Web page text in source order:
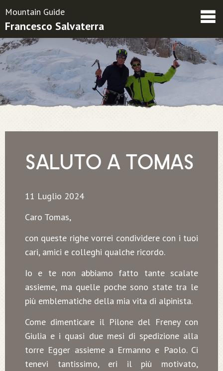
Friends
Mountain Guide
Francesco Salvaterra
SALUTO A TOMAS
11 Luglio 2024
Caro Tomas,
con queste righe vorrei condividere con i tuoi
cari, amici e colleghi qualche ricordo.
Io e te non abbiamo fatto tante scalate
assieme, ma quelle poche sono state tra le
più emblematiche della mia vita di alpinista.
Come dimenticare il Pilone del Freney con
Giulia e i quasi due mesi di spedizione alla
torre Egger assieme a Ermanno e Paolo. Ci
tenevi tantissimo, eri il più motivato,